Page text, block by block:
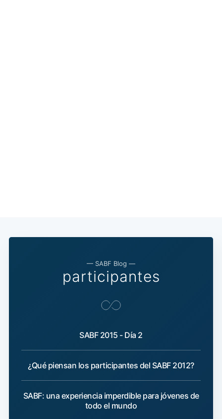
— SABF Blog —
participantes
SABF 2015 - Día 2
¿Qué piensan los participantes del SABF 2012?
SABF: una experiencia imperdible para jóvenes de
todo el mundo